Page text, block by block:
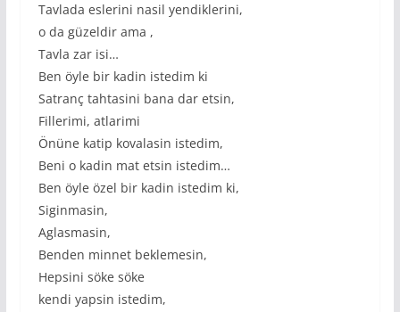
Tavlada eslerini nasil yendiklerini,
o da güzeldir ama ,
Tavla zar isi…
Ben öyle bir kadin istedim ki
Satranç tahtasini bana dar etsin,
Fillerimi, atlarimi
Önüne katip kovalasin istedim,
Beni o kadin mat etsin istedim…
Ben öyle özel bir kadin istedim ki,
Siginmasin,
Aglasmasin,
Benden minnet beklemesin,
Hepsini söke söke
kendi yapsin istedim,